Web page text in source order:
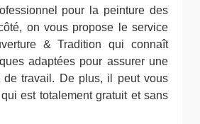
pour la peinture des
on vous propose le service
& Tradition qui connaît
adaptées pour assurer une
de travail. De plus, il peut vous
est totalement gratuit et sans